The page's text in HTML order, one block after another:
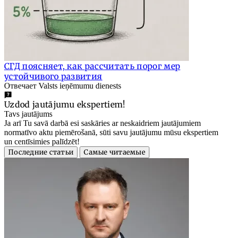
СГД поясняет, как рассчитать порог мер
устойчивого развития
Отвечает Valsts ieņēmumu dienests
Uzdod jautājumu ekspertiem!
Tavs jautājums
Ja arī Tu savā darbā esi saskāries ar neskaidriem jautājumiem
normatīvo aktu piemērošanā, sūti savu jautājumu mūsu ekspertiem
un centīsimies palīdzēt!
Последние статьи
Самые читаемые